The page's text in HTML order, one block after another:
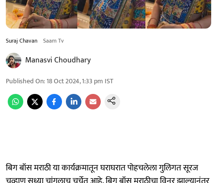
Suraj Chavan Saam Tv
Manasvi Choudhary
Published On:18 Oct 2024, 1:33 pm IST
बिग बॉस मराठी या कार्यक्रमातून घराघरात पोहचलेला गुलिगत सूरज